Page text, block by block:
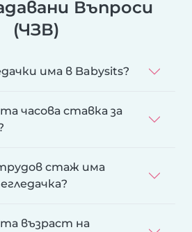
Въпроси
(ЧЗВ)
има в Babysits?
часова ставка за
стаж има
възраст на